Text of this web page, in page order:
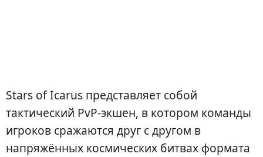
Stars of Icarus представляет собой
тактический PvP-экшен, в котором команды
игроков сражаются друг с другом в
напряжённых космических битвах формата